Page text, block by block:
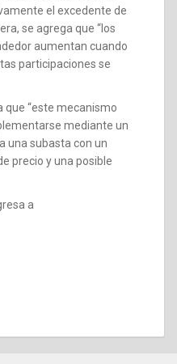
el excedente de
se agrega que “los
aumentan cuando
participaciones se
que “este mecanismo
mediante un
una subasta con un
precio y una posible
a